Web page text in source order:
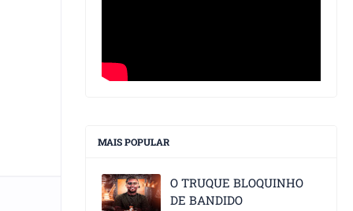
MAIS POPULAR
O TRUQUE BLOQUINHO
DE BANDIDO